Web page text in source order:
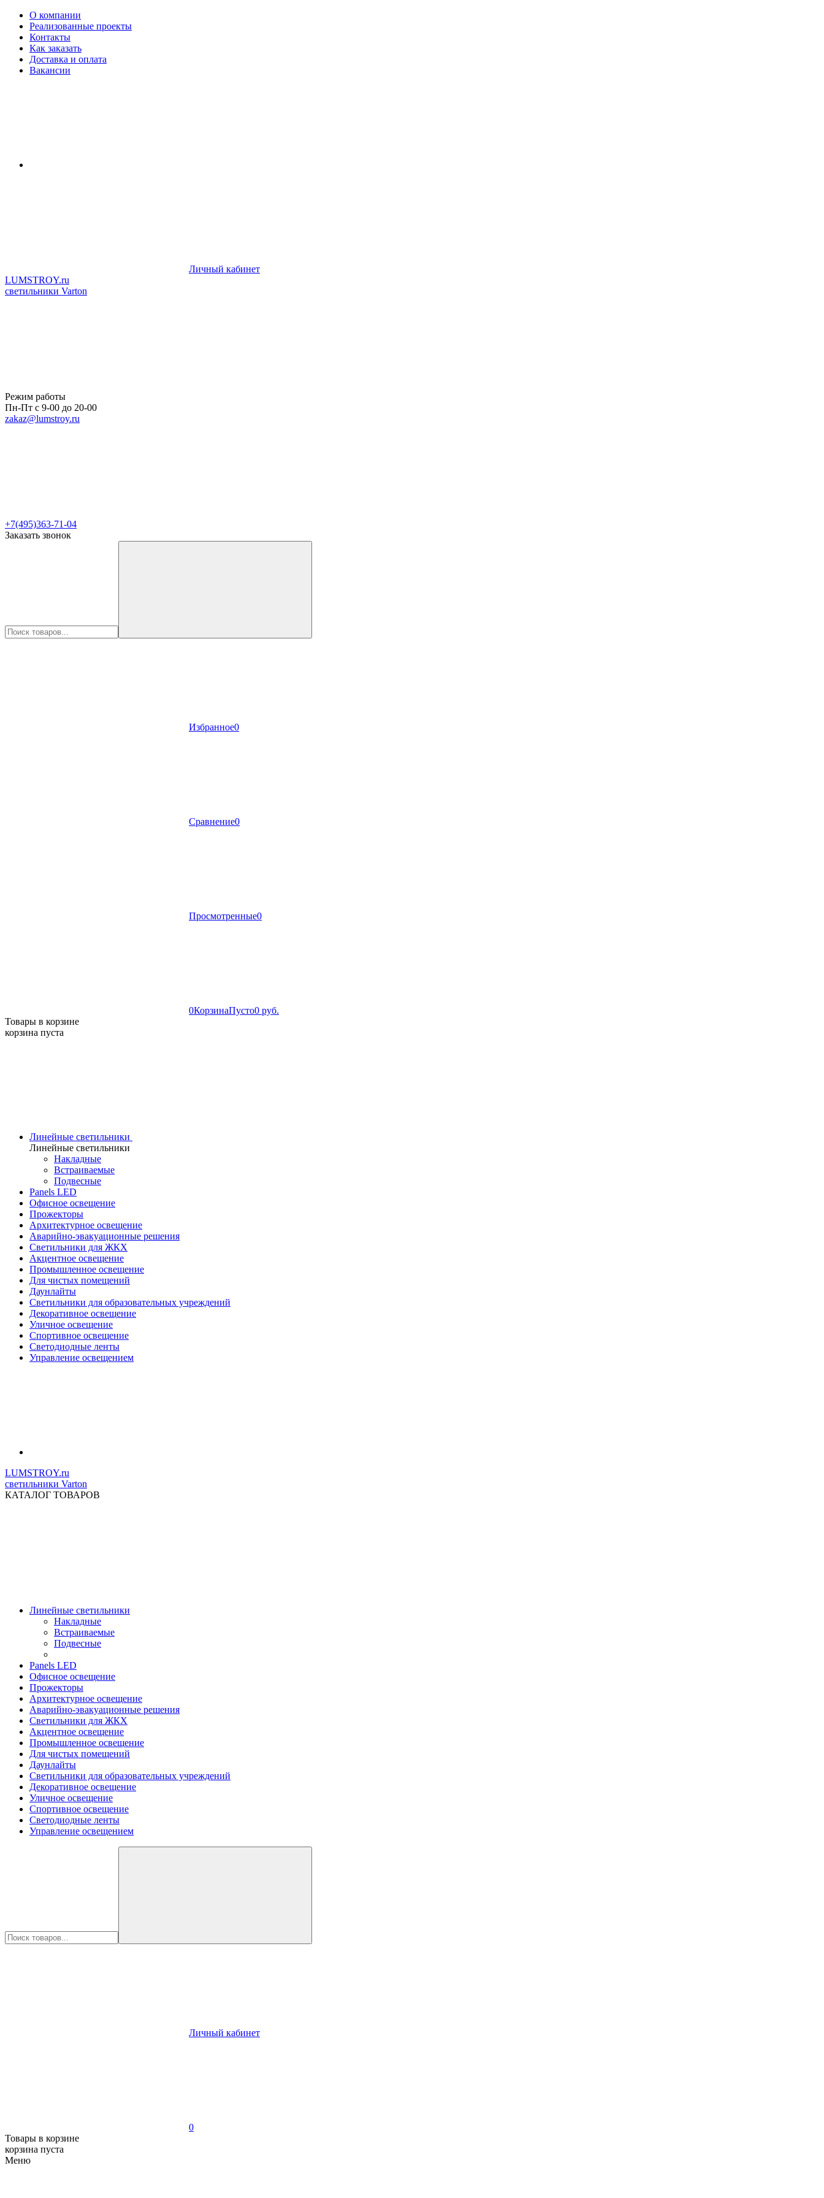
О компании
Реализованные проекты
Контакты
Как заказать
Доставка и оплата
Вакансии
Личный кабинет
LUMSTROY.ru
светильники Varton
Режим работы
Пн-Пт с 9-00 до 20-00
zakaz@lumstroy.ru
+7(495)363-71-04
Заказать звонок
Избранное0
Сравнение0
Просмотренные0
0КорзинаПусто0 руб.
Товары в корзине
корзина пуста
Линейные светильники
Линейные светильники
Накладные
Встраиваемые
Подвесные
Panels LED
Офисное освещение
Прожекторы
Архитектурное освещение
Аварийно-эвакуационные решения
Светильники для ЖКХ
Акцентное освещение
Промышленное освещение
Для чистых помещений
Даунлайты
Светильники для образовательных учреждений
Декоративное освещение
Уличное освещение
Спортивное освещение
Светодиодные ленты
Управление освещением
LUMSTROY.ru
светильники Varton
КАТАЛОГ ТОВАРОВ
Линейные светильники
Накладные
Встраиваемые
Подвесные
Panels LED
Офисное освещение
Прожекторы
Архитектурное освещение
Аварийно-эвакуационные решения
Светильники для ЖКХ
Акцентное освещение
Промышленное освещение
Для чистых помещений
Даунлайты
Светильники для образовательных учреждений
Декоративное освещение
Уличное освещение
Спортивное освещение
Светодиодные ленты
Управление освещением
Личный кабинет
0
Товары в корзине
корзина пуста
Меню